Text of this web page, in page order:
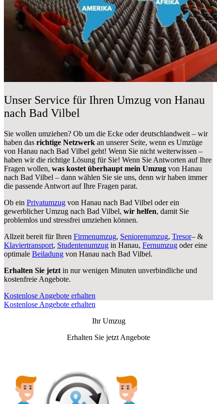
Unser Service für Ihren Umzug von Hanau
nach Bad Vilbel
Sie wollen umziehen? Ob um die Ecke oder deutschlandweit – wir
haben das richtige Netzwerk an unserer Seite, wenn es Umzüge
von Hanau nach Bad Vilbel geht! Wenn Sie nicht weiterwissen –
haben wir die richtige Lösung für Sie! Wenn Sie Antworten auf Ihre
Fragen wollen, was kostet überhaupt mein Umzug von Hanau
nach Bad Vilbel – dann wählen Sie sie uns, denn wir haben immer
die passende Antwort auf Ihre Fragen parat.
Ob ein Privatumzug von Hanau nach Bad Vilbel oder ein
gewerblicher Umzug nach Bad Vilbel, wir helfen, damit Sie
problemlos und stressfrei umziehen können.
Allzeit bereit für Ihren Firmenumzug, Seniorenumzug, Tresor– &
Klaviertransport, Studentenumzug in Hanau, Fernumzug oder eine
optimale Beiladung von Hanau nach Bad Vilbel.
Erhalten Sie jetzt in nur wenigen Minuten unverbindliche und
kostenfreie Angebote.
Kostenlose Angebote erhalten
Kostenlose Angebote erhalten
Ihr Umzug
Erhalten Sie jetzt Angebote